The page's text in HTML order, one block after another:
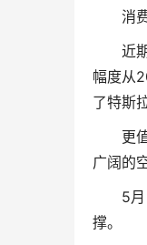
消费
近期
幅度从
了特斯
更值
广阔的
5月，
撑。